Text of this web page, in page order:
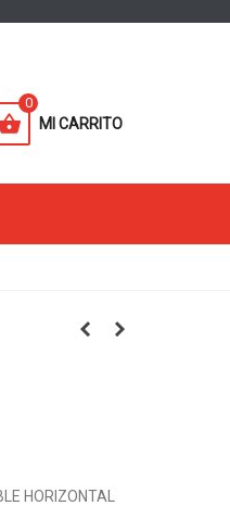
0
MI CARRITO
HORIZONTAL